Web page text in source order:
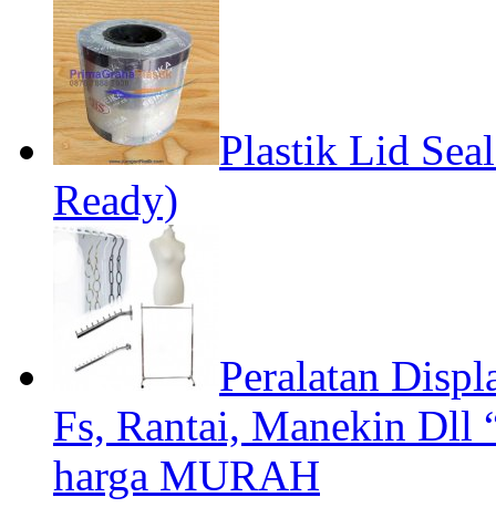
Plastik Lid
Ready)
Peralatan
Fs, Rantai, Manekin Dll
harga MURAH